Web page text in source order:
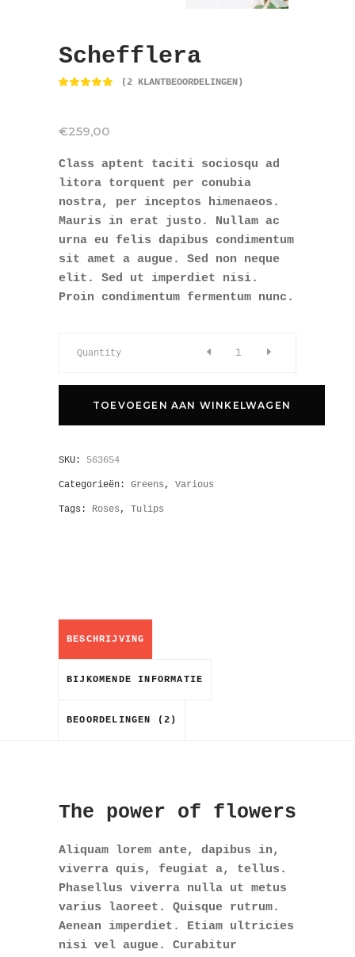
Schefflera
Waardering
2
klantbeoordelingen
(2 KLANTBEOORDELINGEN)
€259,00
Class aptent taciti sociosqu ad
litora torquent per conubia
nostra, per inceptos himenaeos.
Mauris in erat justo. Nullam ac
urna eu felis dapibus condimentum
sit amet a augue. Sed non neque
elit. Sed ut imperdiet nisi.
Proin condimentum fermentum nunc.
Quantity
TOEVOEGEN AAN WINKELWAGEN
SKU: 563654
Categorieën: Greens, Various
Tags: Roses, Tulips
BESCHRIJVING
BIJKOMENDE INFORMATIE
BEOORDELINGEN (2)
The power of flowers
Aliquam lorem ante, dapibus in,
viverra quis, feugiat a, tellus.
Phasellus viverra nulla ut metus
varius laoreet. Quisque rutrum.
Aenean imperdiet. Etiam ultricies
nisi vel augue. Curabitur